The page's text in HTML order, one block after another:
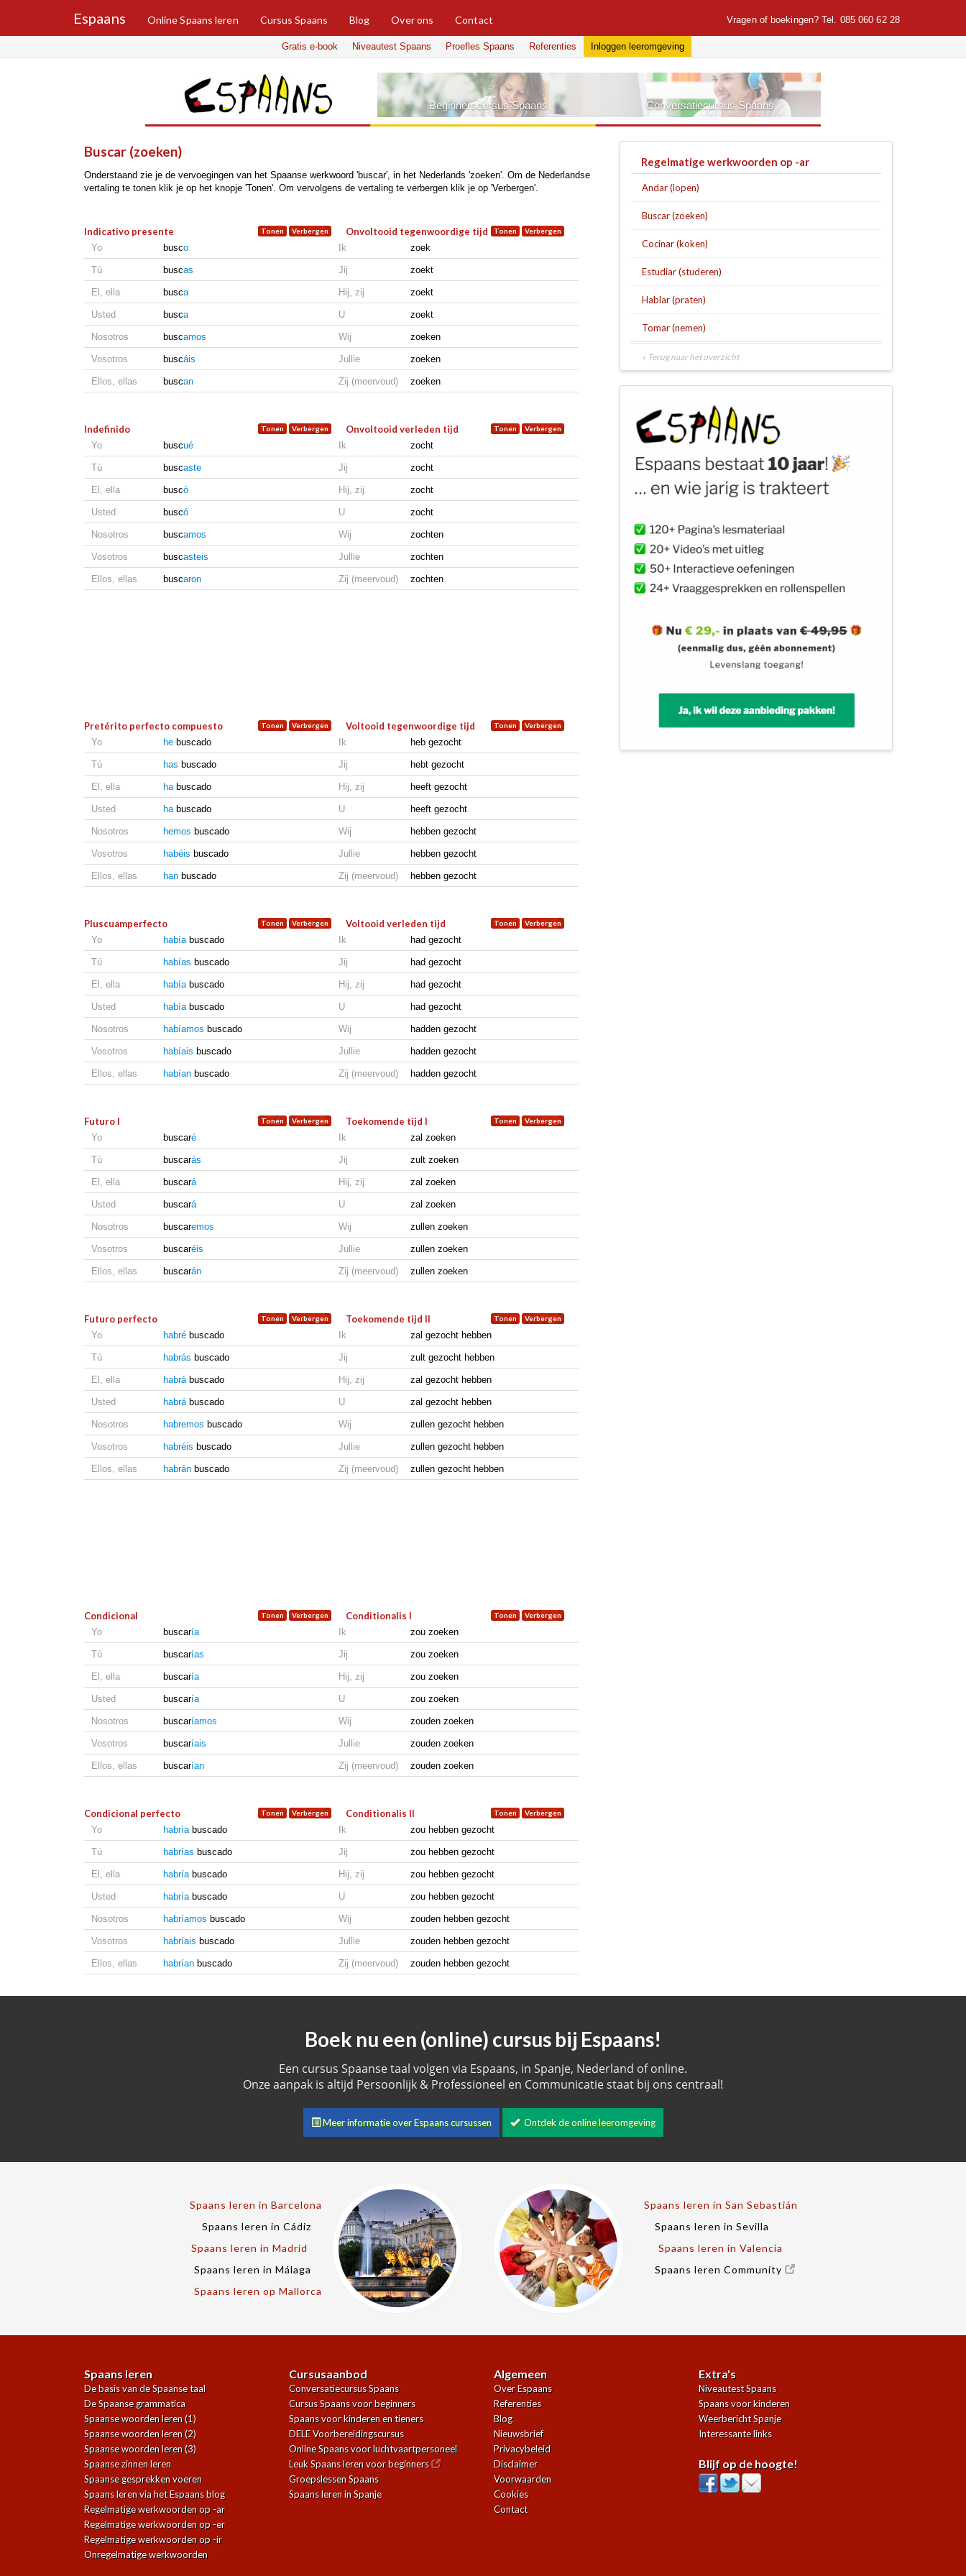
Espaans Online Spaans leren Cursus Spaans Blog Over ons Contact Vragen of boekingen?Tel. 085 060 62 28
Gratis e-book Niveautest Spaans Proefles Spaans Referenties Inloggen leeromgeving
Beginnerscursus Spaans Conversatiecursus Spaans
buscar (zoeken)
Onderstaand zie je de vervoegingen van het Spaanse werkwoord 'buscar', in het Nederlands 'zoeken'. Om de Nederlandse
vertaling te tonen klik je op het knopje 'Tonen'. Om vervolgens de vertaling te verbergen klik je op 'Verbergen'.
Indicativo presente
Yo busco
Tú buscas
El, ella busca
Usted busca
Nosotros buscamos
Vosotros buscáis
Ellos, ellas buscan
Onvoltooid tegenwoordige tijd
Ik zoek
Jij zoekt
Hij, zij zoekt
U zoekt
Wij zoeken
Jullie zoeken
Zij (meervoud) zoeken
Indefinido
Yo buscué
Tú buscaste
El, ella buscó
Usted buscó
Nosotros buscamos
Vosotros buscasteis
Ellos, ellas buscaron
Onvoltooid verleden tijd
Ik zocht
Jij zocht
Hij, zij zocht
U zocht
Wij zochten
Jullie zochten
Zij (meervoud) zochten
Pretérito perfecto compuesto
Yo he buscado
Tú has buscado
El, ella habuscado
Usted habuscado
Nosotros hemos buscado
Vosotros habéis buscado
Ellos, ellas han buscado
Voltooid tegenwoordige tijd
Ik heb gezocht
Jij hebt gezocht
Hij, zij heeft gezocht
U heeft gezocht
Wij hebben gezocht
Jullie hebben gezocht
Zij (meervoud) hebben gezocht
Pluscuamperfecto
Yo habíabuscado
Tú habías buscado
El, ella habíabuscado
Usted habíabuscado
Nosotros habíamos buscado
Vosotros habíais buscado
Ellos, ellas habían buscado
Voltooid verleden tijd
Ik had gezocht
Jij had gezocht
Hij, zij had gezocht
U had gezocht
Wij hadden gezocht
Jullie hadden gezocht
Zij (meervoud) hadden gezocht
Futuro I
Yo buscaré
Tú buscarás
El, ella buscará
Usted buscará
Nosotros buscaremos
Vosotros buscaréis
Ellos, ellas buscarán
Toekomende tijd I
Ik zal zoeken
Jij zult zoeken
Hij, zij zal zoeken
U zal zoeken
Wij zullen zoeken
Jullie zullen zoeken
Zij (meervoud) zullen zoeken
Futuro perfecto
Yo habré buscado
Tú habrás buscado
El, ella habrábuscado
Usted habrábuscado
Nosotros habremos buscado
Vosotros habréis buscado
Ellos, ellas habrán buscado
Toekomende tijd II
Ik zal gezocht hebben
Jij zult gezocht hebben
Hij, zij zal gezocht hebben
U zal gezocht hebben
Wij zullen gezocht hebben
Jullie zullen gezocht hebben
Zij (meervoud) zullen gezocht hebben
Condicional
Yo buscaría
Tú buscarías
El, ella buscaría
Usted buscaría
Nosotros buscaríamos
Vosotros buscaríais
Ellos, ellas buscarían
Conditionalis I
Ik zou zoeken
Jij zou zoeken
Hij, zij zou zoeken
U zou zoeken
Wij zouden zoeken
Jullie zouden zoeken
Zij (meervoud) zouden zoeken
Condicional perfecto
Yo habríabuscado
Tú habrías buscado
El, ella habríabuscado
Usted habríabuscado
Nosotros habríamos buscado
Vosotros habríais buscado
Ellos, ellas habrían buscado
Conditionalis II
Ik zou hebben gezocht
Jij zou hebben gezocht
Hij, zij zou hebben gezocht
U zou hebben gezocht
Wij zouden hebben gezocht
Jullie zouden hebben gezocht
Zij (meervoud) zouden hebben gezocht
Regelmatige werkwoorden op -ar
Andar (lopen)
Buscar (zoeken)
Cocinar (koken)
Estudiar (studeren)
Hablar (praten)
Tomar (nemen)
« Terug naar het overzicht
Boek nu een (online) cursus bij Espaans!
Een cursus Spaanse taal volgen via Espaans, in Spanje, Nederland of online.
Onze aanpak is altijd Persoonlijk & Professioneel en Communicatie staat bij ons centraal!
Meer informatie over Espaans cursussen Ontdek de online leeromgeving
Spaans leren in Barcelona
Spaans leren in Cádiz
Spaans leren in Madrid
Spaans leren in Málaga
Spaans leren op Mallorca
Spaans leren in San Sebastián
Spaans leren in Sevilla
Spaans leren in Valencia
Spaans leren Community
Spaans leren
De basis van de Spaanse taal
De Spaanse grammatica
Spaanse woorden leren (1)
Spaanse woorden leren (2)
Spaanse woorden leren (3)
Spaanse zinnen leren
Spaanse gesprekken voeren
Spaans leren via het Espaans blog
Regelmatige werkwoorden op -ar
Regelmatige werkwoorden op -er
Regelmatige werkwoorden op -ir
Onregelmatige werkwoorden
Cursusaanbod
Conversatiecursus Spaans
Cursus Spaans voor beginners
Spaans voor kinderen en tieners
DELE Voorbereidingscursus
Online Spaans voor luchtvaartpersoneel
Leuk Spaans leren voor beginners
Groepslessen Spaans
Spaans leren in Spanje
Algemeen
Over Espaans
Referenties
Blog
Nieuwsbrief
Privacybeleid
Disclaimer
Voorwaarden
Cookies
Contact
Extra's
Niveautest Spaans
Spaans voor kinderen
Weerbericht Spanje
Interessante links
Blijf op de hoogte!